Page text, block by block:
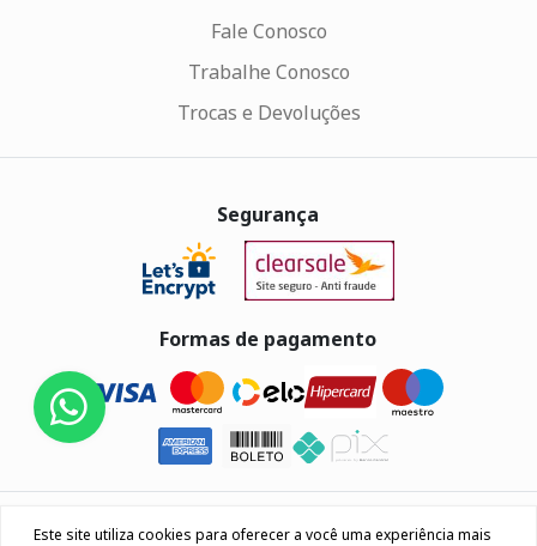
Fale Conosco
Trabalhe Conosco
Trocas e Devoluções
Segurança
Formas de pagamento
Eletrus Componentes Eletrônicos - CNPJ
Este site utiliza cookies para oferecer a você uma experiência mais